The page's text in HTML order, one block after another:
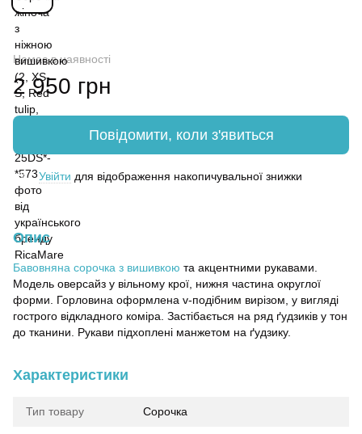
Немає в наявності
2 950 грн
Повідомити, коли з'явиться
% Увійти для відображення накопичувальної знижки
Опис
Бавовняна сорочка з вишивкою та акцентними рукавами.
Модель оверсайз у вільному крої, нижня частина округлої
форми. Горловина оформлена v-подібним вирізом, у вигляді
гострого відкладного коміра. Застібається на ряд ґудзиків у тон
до тканини. Рукави підхоплені манжетом на ґудзику.
Характеристики
Тип товару Сорочка